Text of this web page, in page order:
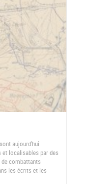
aujourd'hui
localisables par des
combattants
les écrits et les